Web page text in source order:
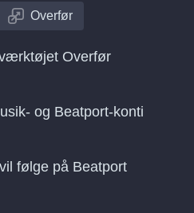
Overfør
Overfør
og Beatport-konti
følge på Beatport